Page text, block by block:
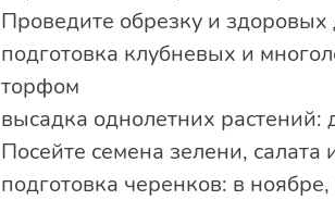
Проведите обрезку и здоровых
подготовка клубневых и
торфом
высадка однолетних растений:
Посейте семена зелени, салата
подготовка черенков: в